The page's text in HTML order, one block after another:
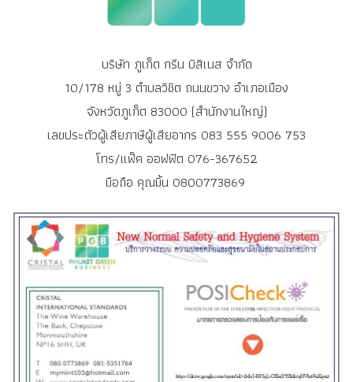
บริษัท ภูเก็ต กรีน บิสิเนส จำกัด
10/178 หมู่ 3 ตำบลวิชิต ถนนขวาง อำเภอเมือง
จังหวัดภูเก็ต 83000 (สำนักงานใหญ่)
เลขประตัวผู้เสียภาษีผู้เสียอากร 083 555 9006 753
โทร/แฟ็ค ออฟฟิต 076-367652
มือถือ คุณมิ้น 0800773869